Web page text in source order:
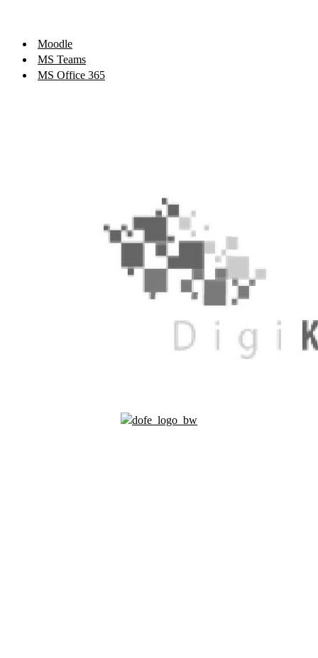
Moodle
MS Teams
MS Office 365